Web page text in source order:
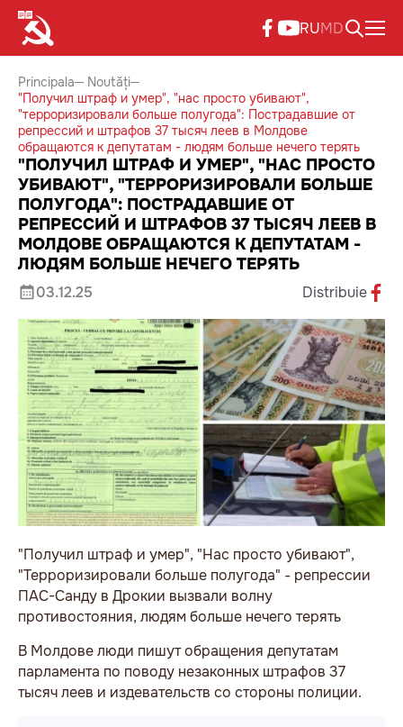
RUMD
Principala
Noutăți
"Получил штраф и умер", "нас просто убивают",
"терроризировали больше полугода": Пострадавшие от
репрессий и штрафов 37 тысяч леев в Молдове
обращаются к депутатам - людям больше нечего терять
"ПОЛУЧИЛ ШТРАФ И УМЕР", "НАС ПРОСТО
УБИВАЮТ", "ТЕРРОРИЗИРОВАЛИ БОЛЬШЕ
ПОЛУГОДА": ПОСТРАДАВШИЕ ОТ
РЕПРЕССИЙ И ШТРАФОВ 37 ТЫСЯЧ ЛЕЕВ В
МОЛДОВЕ ОБРАЩАЮТСЯ К ДЕПУТАТАМ -
ЛЮДЯМ БОЛЬШЕ НЕЧЕГО ТЕРЯТЬ
03.12.25 Distribuie
"Получил штраф и умер", "Нас просто убивают",
"Терроризировали больше полугода" - репрессии
ПАС-Санду в Дрокии вызвали волну
противостояния, людям больше нечего терять
В Молдове люди пишут обращения депутатам
парламента по поводу незаконных штрафов 37
тысяч леев и издевательств со стороны полиции.